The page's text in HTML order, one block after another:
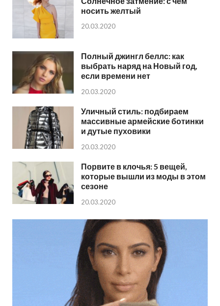
носить желтый
20.03.2020
Полный джингл беллс: как
выбрать наряд на Новый год,
если времени нет
20.03.2020
Уличный стиль: подбираем
массивные армейские ботинки
и дутые пуховики
20.03.2020
Порвите в клочья: 5 вещей,
которые вышли из моды в этом
сезоне
20.03.2020